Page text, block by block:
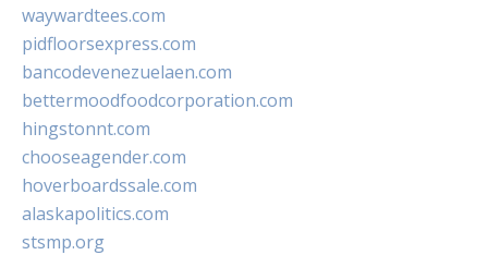
waywardtees.com
pidfloorsexpress.com
bancodevenezuelaen.com
bettermoodfoodcorporation.com
hingstonnt.com
chooseagender.com
hoverboardssale.com
alaskapolitics.com
stsmp.org